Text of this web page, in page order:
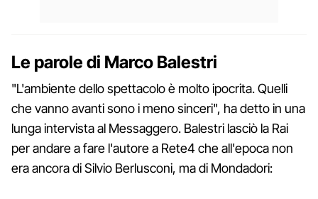
Le parole di Marco Balestri
"L'ambiente dello spettacolo è molto ipocrita. Quelli
che vanno avanti sono i meno sinceri", ha detto in una
lunga intervista al Messaggero. Balestri lasciò la Rai
per andare a fare l'autore a Rete4 che all'epoca non
era ancora di Silvio Berlusconi, ma di Mondadori: